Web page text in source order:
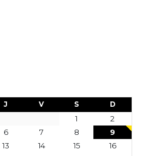
J V S D
1
2
6 7 8
9
13 14 15
16